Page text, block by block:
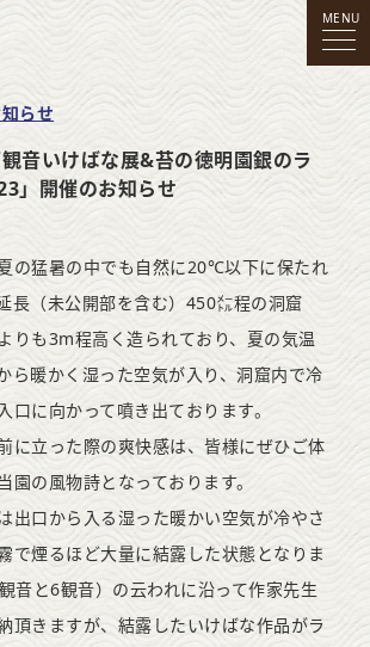
MENU
らせ
観音いけばな展&苔の徳明園銀のラ
」開催のお知らせ
の猛暑の中でも自然に20℃以下に保たれ
長（未公開部を含む）450㍍程の洞窟
りも3m程高く造られており、夏の気温
ら暖かく湿った空気が入り、洞窟内で冷
口に向かって噴き出ております。
に立った際の爽快感は、皆様にぜひご体
園の風物詩となっております。
出口から入る湿った暖かい空気が冷やさ
で煙るほど大量に結露した状態となりま
音と6観音）の云われに沿って作家先生
頂きますが、結露したいけばな作品がラ